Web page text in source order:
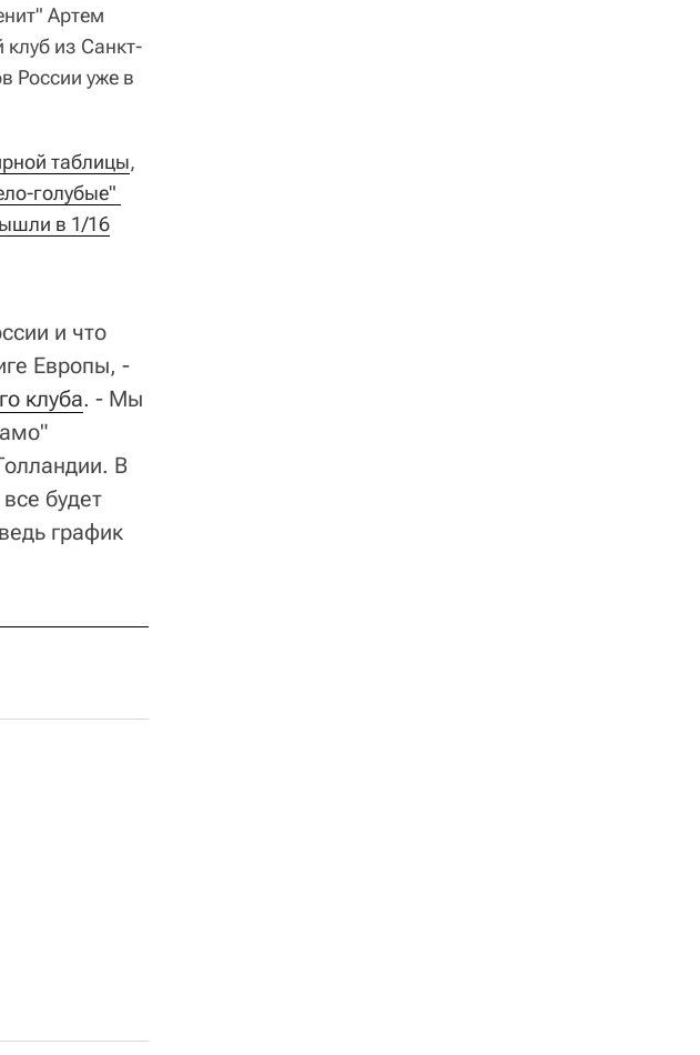
Артем
из Санкт-
России уже в
таблицы,
голубые"
в 1/16
и что
Европы, -
клуба. - Мы
В
будет
график